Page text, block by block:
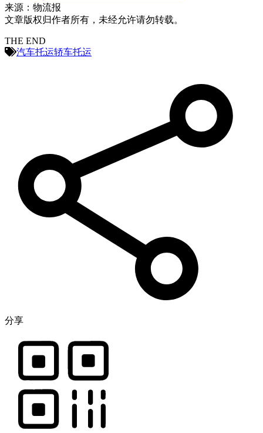
来源：物流报
文章版权归作者所有，未经允许请勿转载。
THE END
汽车托运轿车托运
分享